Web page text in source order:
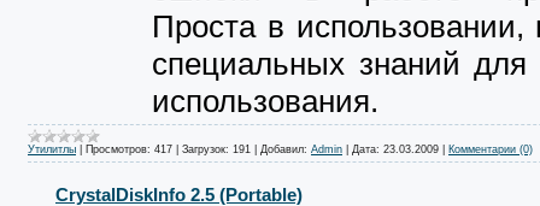
Проста в использовании,
специальных знаний для
использования.
Утилитлы Просмотров: 417 Загрузок: 191 Добавил: Admin Дата: 23.03.2009 Комментарии (0)
CrystalDiskInfo 2.5 (Portable)